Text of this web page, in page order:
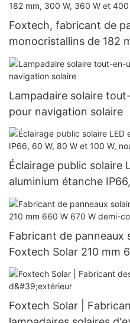
Foxtech, fabricant de
monocristallins de 182
W à prix avantageux
Lampadaire solaire
pour navigation solaire
Éclairage public solaire
aluminium étanche
nouveau modèle
Fabricant de panneaux
Foxtech Solar 210 mm
132 cellules
Foxtech Solar |